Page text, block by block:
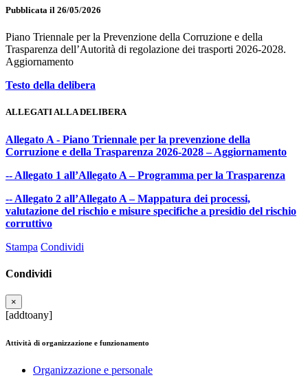
Pubblicata il 26/05/2026
Piano Triennale per la Prevenzione della Corruzione e della
Trasparenza dell’Autorità di regolazione dei trasporti 2026-2028.
Aggiornamento
Testo della delibera
ALLEGATI ALLA DELIBERA
Allegato A - Piano Triennale per la prevenzione della
Corruzione e della Trasparenza 2026-2028 – Aggiornamento
-- Allegato 1 all’Allegato A – Programma per la Trasparenza
-- Allegato 2 all’Allegato A – Mappatura dei processi,
valutazione del rischio e misure specifiche a presidio del rischio
corruttivo
Stampa Condividi
Condividi
×
[addtoany]
Attività di organizzazione e funzionamento
Organizzazione e personale